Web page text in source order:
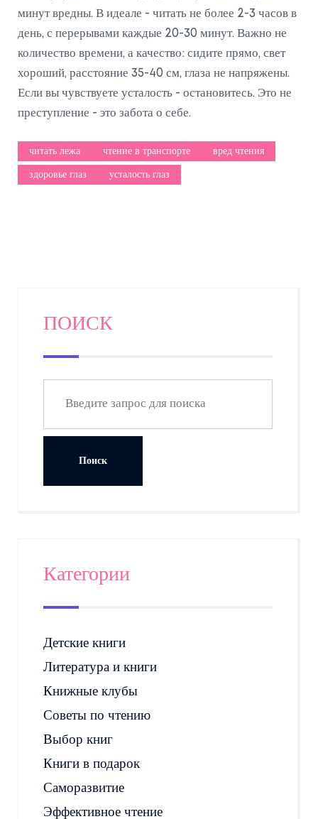
минут вредны. В идеале - читать не более 2-3 часов в
день, с перерывами каждые 20-30 минут. Важно не
количество времени, а качество: сидите прямо, свет
хороший, расстояние 35-40 см, глаза не напряжены.
Если вы чувствуете усталость - остановитесь. Это не
преступление - это забота о себе.
читать лежа чтение в транспорте вред чтения
здоровье глаз усталость глаз
ПОИСК
Категории
Детские книги
Литература и книги
Книжные клубы
Советы по чтению
Выбор книг
Книги в подарок
Саморазвитие
Эффективное чтение